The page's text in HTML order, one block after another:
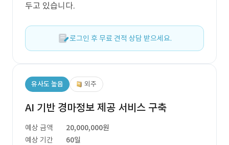
두고 있습니다.
로그인 후 무료 견적 상담 받으세요.
유사도 높음 외주
AI 기반 경마정보 제공 서비스 구축
예상 금액
20,000,000원
예상 기간
60일